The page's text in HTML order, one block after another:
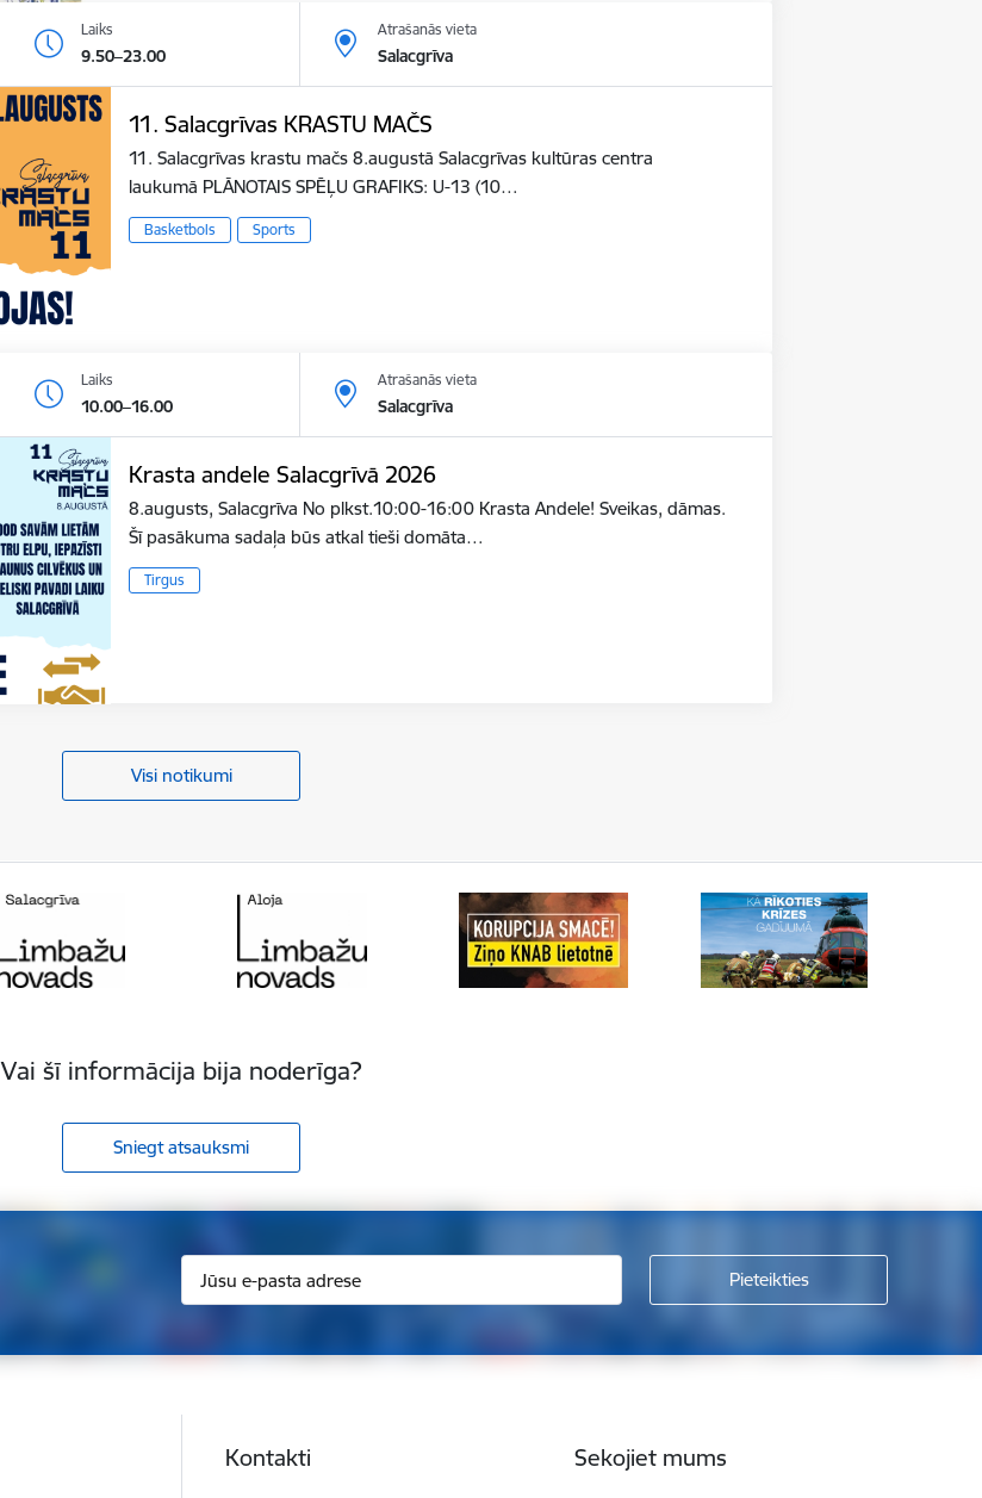
Laiks
9.50–23.00
Atrašanās vieta
Salacgrīva
11. Salacgrīvas KRASTU MAČS
11. Salacgrīvas krastu mačs 8.augustā Salacgrīvas kultūras centra
laukumā PLĀNOTAIS SPĒĻU GRAFIKS: U-13 (10…
Basketbols Sports
Laiks
10.00–16.00
Atrašanās vieta
Salacgrīva
Krasta andele Salacgrīvā 2026
8.augusts, Salacgrīva No plkst.10:00-16:00 Krasta Andele! Sveikas, dāmas.
Šī pasākuma sadaļa būs atkal tieši domāta…
Tirgus
Visi notikumi
Vai šī informācija bija noderīga?
Sniegt atsauksmi
Kontakti Sekojiet mums